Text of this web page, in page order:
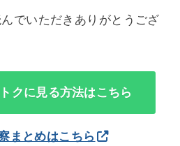
でいただきありがとうござ
クに見る方法はこちら
まとめはこちら